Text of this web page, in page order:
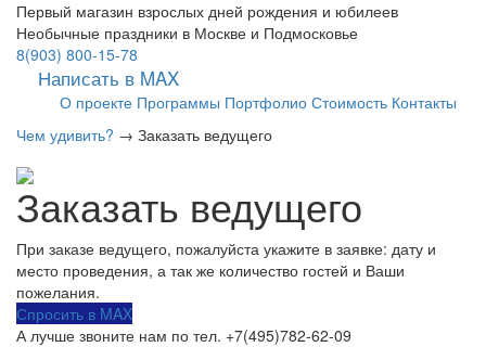
Первый магазин взрослых дней рождения и юбилеев
Необычные праздники в Москве и Подмосковье
8(903) 800-15-78
Написать в MAX
О проекте Программы Портфолио Стоимость Контакты
Чем удивить? → Заказать ведущего
Заказать ведущего
При заказе ведущего, пожалуйста укажите в заявке: дату и
место проведения, а так же количество гостей и Ваши
пожелания.
Спросить в MAX
А лучше звоните нам по тел. +7(495)782-62-09